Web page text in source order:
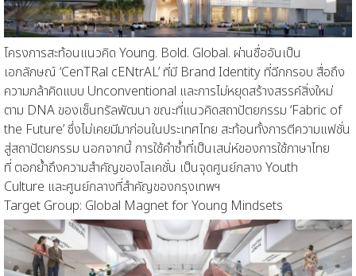
โครงการสะท้อนแนวคิด Young. Bold. Global. ผ่านชื่ออันเป็น
เอกลักษณ์ ‘CenTRal cENtrAL’ ที่มี Brand Identity ที่ฉีกกรอบ สื่อถึง
ความกล้าคิดแบบ Unconventional และการไม่หยุดสร้างสรรค์สิ่งใหม่
ตาม DNAของเซ็นทรัลพัฒนา ขณะที่แนวคิดสถาปัตยกรรม ‘Fabric of
the Future’ซึ่งไม่เคยมีมาก่อนในประเทศไทย สะท้อนทั้งการตีความแฟชั่น
สู่สถาปัตยกรรม นอกจากนี้ การใช้คำซ้ำที่เป็นเสน่ห์ของการใช้ภาษาไทย
ที่ ตอกย้ำถึงความสำคัญของโลเคชั่น เป็นจุดศูนย์กลาง Youth
Culture และศูนย์กลางที่สำคัญของกรุงเทพฯ
Target Group: Global Magnet for Young Mindsets